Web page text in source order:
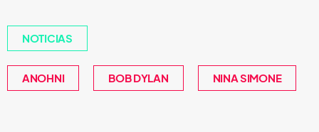
NOTICIAS
ANOHNI BOB DYLAN NINA SIMONE